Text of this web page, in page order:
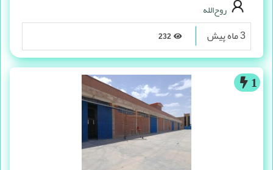
روح‌الله
3 ماه پیش
1